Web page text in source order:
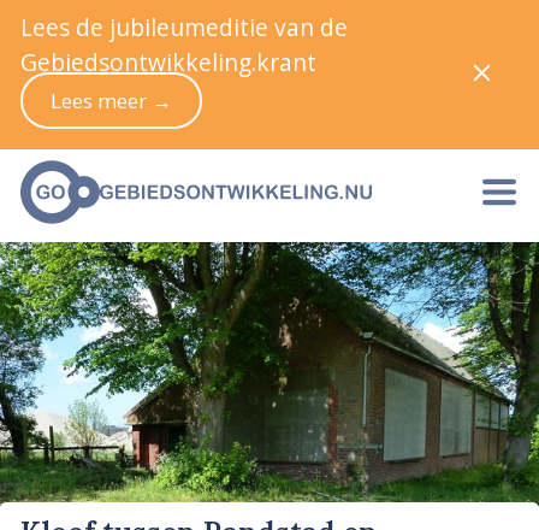
Lees de jubileumeditie van de
Gebiedsontwikkeling.krant
Lees meer →